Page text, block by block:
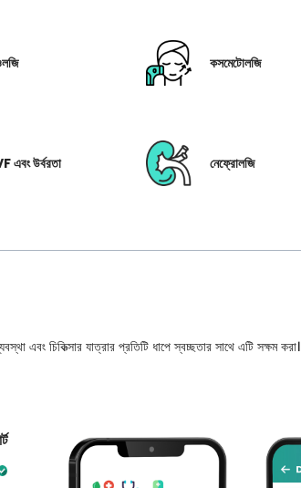
কসমেটোলজি
এবং উর্বরতা নেফ্রোলজি
এবং চিকিত্সার যাত্রার প্রতিটি ধাপে স্বচ্ছতার সাথে এটি সক্ষম করা।